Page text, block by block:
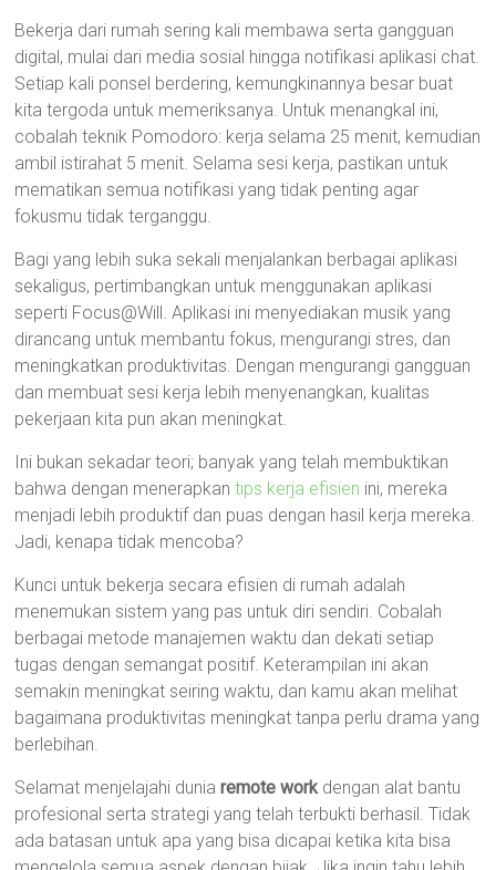
Bekerja dari rumah sering kali membawa serta gangguan
digital, mulai dari media sosial hingga notifikasi aplikasi chat.
Setiap kali ponsel berdering, kemungkinannya besar buat
kita tergoda untuk memeriksanya. Untuk menangkal ini,
cobalah teknik Pomodoro: kerja selama 25 menit, kemudian
ambil istirahat 5 menit. Selama sesi kerja, pastikan untuk
mematikan semua notifikasi yang tidak penting agar
fokusmu tidak terganggu.
Bagi yang lebih suka sekali menjalankan berbagai aplikasi
sekaligus, pertimbangkan untuk menggunakan aplikasi
seperti Focus@Will. Aplikasi ini menyediakan musik yang
dirancang untuk membantu fokus, mengurangi stres, dan
meningkatkan produktivitas. Dengan mengurangi gangguan
dan membuat sesi kerja lebih menyenangkan, kualitas
pekerjaan kita pun akan meningkat.
Ini bukan sekadar teori; banyak yang telah membuktikan
bahwa dengan menerapkantips kerja efisien ini, mereka
menjadi lebih produktif dan puas dengan hasil kerja mereka.
Jadi, kenapa tidak mencoba?
Kunci untuk bekerja secara efisien di rumah adalah
menemukan sistem yang pas untuk diri sendiri. Cobalah
berbagai metode manajemen waktu dan dekati setiap
tugas dengan semangat positif. Keterampilan ini akan
semakin meningkat seiring waktu, dan kamu akan melihat
bagaimana produktivitas meningkat tanpa perlu drama yang
berlebihan.
Selamat menjelajahi duniaremote workdengan alat bantu
profesional serta strategi yang telah terbukti berhasil. Tidak
ada batasan untuk apa yang bisa dicapai ketika kita bisa